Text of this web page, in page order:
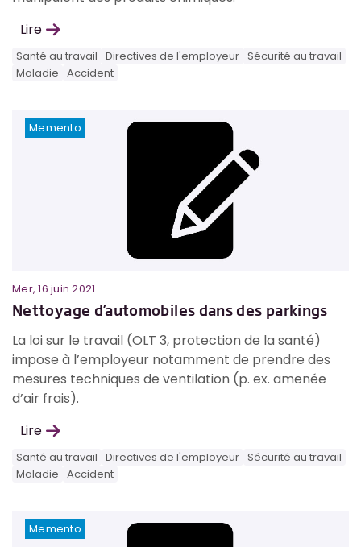
Lire
Santé au travail Directives de l'employeur Sécurité au travail
Maladie Accident
Memento
Mer, 16 juin 2021
Nettoyage d’automobiles dans des parkings
La loi sur le travail (OLT 3, protection de la santé)
impose à l’employeur notamment de prendre des
mesures techniques de ventilation (p. ex. amenée
d’air frais).
Lire
Santé au travail Directives de l'employeur Sécurité au travail
Maladie Accident
Memento